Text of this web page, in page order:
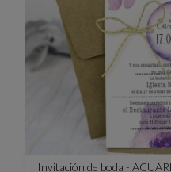
Invitación de boda -